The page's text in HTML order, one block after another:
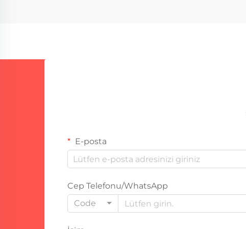
E-posta
Cep Telefonu/WhatsApp
Code